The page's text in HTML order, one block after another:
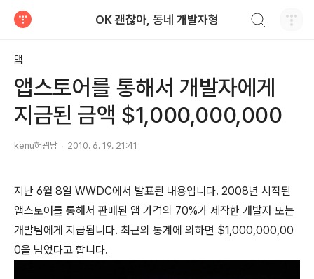
OK 괜찮아, 동네 개발자형
맥
앱스토어를 통해서 개발자에게
지금된 금액 $1,000,000,000
kenu허광남 2010. 6. 19. 21:41
지난 6월 8일 WWDC에서 발표된 내용입니다. 2008년 시작된
앱스토어를 통해서 판매된 앱 가격의 70%가 제작한 개발자 또는
개발팀에게 지급됩니다. 최근의 통계에 의하면 $1,000,000,00
0을 넘었다고 합니다.